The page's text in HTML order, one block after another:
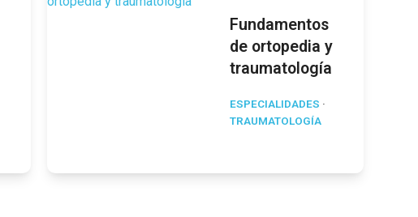
Fundamentos
de ortopedia y
traumatología
ESPECIALIDADES ·
TRAUMATOLOGÍA